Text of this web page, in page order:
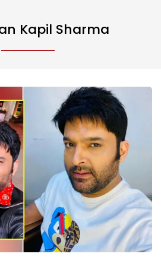
Kapil Sharma